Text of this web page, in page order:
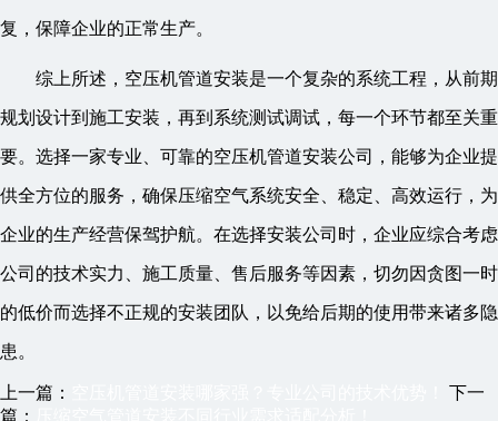
复，保障企业的正常生产。
综上所述，空压机管道安装是一个复杂的系统工程，从前期
规划设计到施工安装，再到系统测试调试，每一个环节都至关重
要。选择一家专业、可靠的空压机管道安装公司，能够为企业提
供全方位的服务，确保压缩空气系统安全、稳定、高效运行，为
企业的生产经营保驾护航。在选择安装公司时，企业应综合考虑
公司的技术实力、施工质量、售后服务等因素，切勿因贪图一时
的低价而选择不正规的安装团队，以免给后期的使用带来诸多隐
患。
上一篇：
下一
篇：